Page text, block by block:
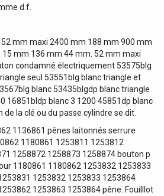
d.f.
mm maxi 2400 mm 188 mm 900 mm
mm 136 mm 44 mm. 52 mm maxi
condamné électriquement 53575blg
seul 53551blg blanc triangle et
blanc 53435blgdp blanc triangle
16851bldp blanc 3 1200 45851dp blanc
de la clé ou du passe cylindre se dit.
1136861 pênes laitonnés serrure
1180861 1253811 1253812
1258872 1258873 1258874 bouton p
1180861 1180862 1253832 1253833
1253832 1253833 1253864
1253863 1253864 pêne. Fouilllot